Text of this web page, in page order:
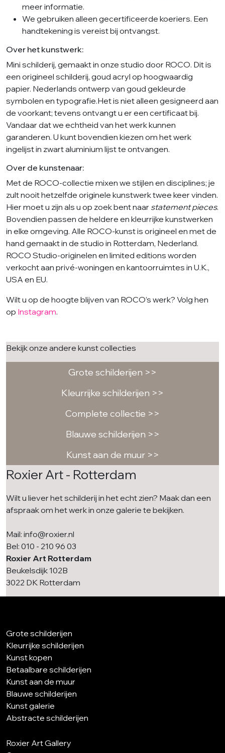
meer informatie.
We gebruiken alleen gecertificeerde koeriers. Een
handtekening is vereist bij ontvangst.
Over het kunstwerk:
Mini schilderij, gemaakt in onze studio door ROCO. Dit is
een origineel schilderij, goud acryl op hoogwaardig
papier. Nederlands ontwerp van goud gekleurde
symbolen en typografie.Het is niet alleen gesigneerd aan
de voorkant; tevens ontvangt u er een certificaat bij.
Vandaar dat we echtheid van het werk kunnen
garanderen. U kunt bovendien kiezen om het werk
ingelijst in zwart aluminium lijst te ontvangen.
Over de kunstenaar:
Met de ROCO-collectie mixen we stijlen en disciplines; je
zult nooit hetzelfde originele kunstwerk twee keer vinden.
Hier moet u zijn als u op zoek bent naar statement pieces.
Bovendien passen de heldere en kleurrijke kunstwerken
in elke omgeving. Alle ROCO-kunst is origineel en met de
hand gemaakt in de studio in Rotterdam, Nederland.
ROCO Studio-originelen en limited editions worden
verkocht aan privé-woningen en kantoorruimtes in U.K.,
USA en EU.
Wilt u op de hoogte blijven van ROCO’s werk? Volg hen
op Instagram.
Bekijk onze andere kunst collecties
Grote schilderijen >>
Kleurrijke schilderijen >>
Complete collectie >>
Blauwe schilderijen >>
Kunst aan de muur >>
Roxier Art - Rotterdam
Wilt u liever het schilderij in het echt zien? Maak dan een
afspraak om het werk in onze galerie te bekijken.
Mail: info@roxier.nl
Bel: 010 - 210 96 03
Roxier Art Rotterdam
Beukelsdijk 102B
3022 DK Rotterdam
Grote schilderijen
Kleurrijke schilderijen
Kunst kopen
Betaalbare schilderijen
Kunst aan de muur
Blauwe schilderijen
Kunst galerie
Abstracte schilderijen
Roxier Art Gallery